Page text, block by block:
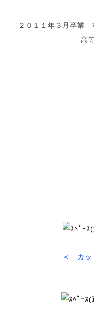
２０１１年３月卒業
高
＜ カッ